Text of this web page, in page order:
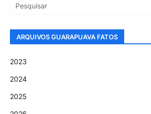
ARQUIVOS GUARAPUAVA FATOS
2023
2024
2025